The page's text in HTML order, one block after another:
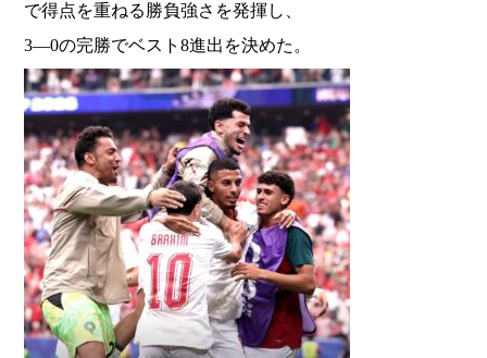
で得点を重ねる勝負強さを発揮し、
3―0の完勝でベスト8進出を決めた。